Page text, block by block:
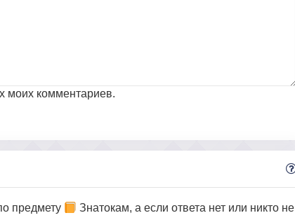
моих комментариев.
предмету
Знатокам, а если ответа нет или никто не